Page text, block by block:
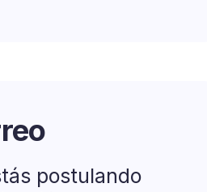
postulando